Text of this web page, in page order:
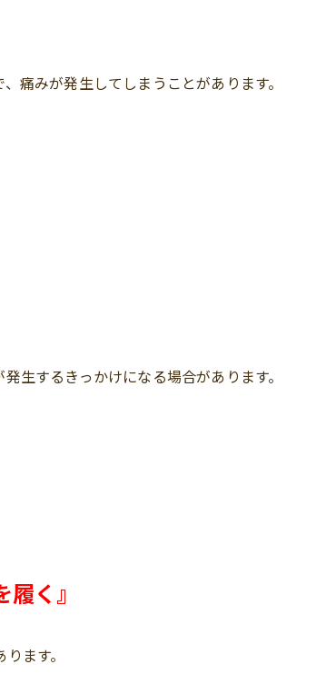
痛みが発生してしまうことがあります。
生するきっかけになる場合があります。
く』
ます。